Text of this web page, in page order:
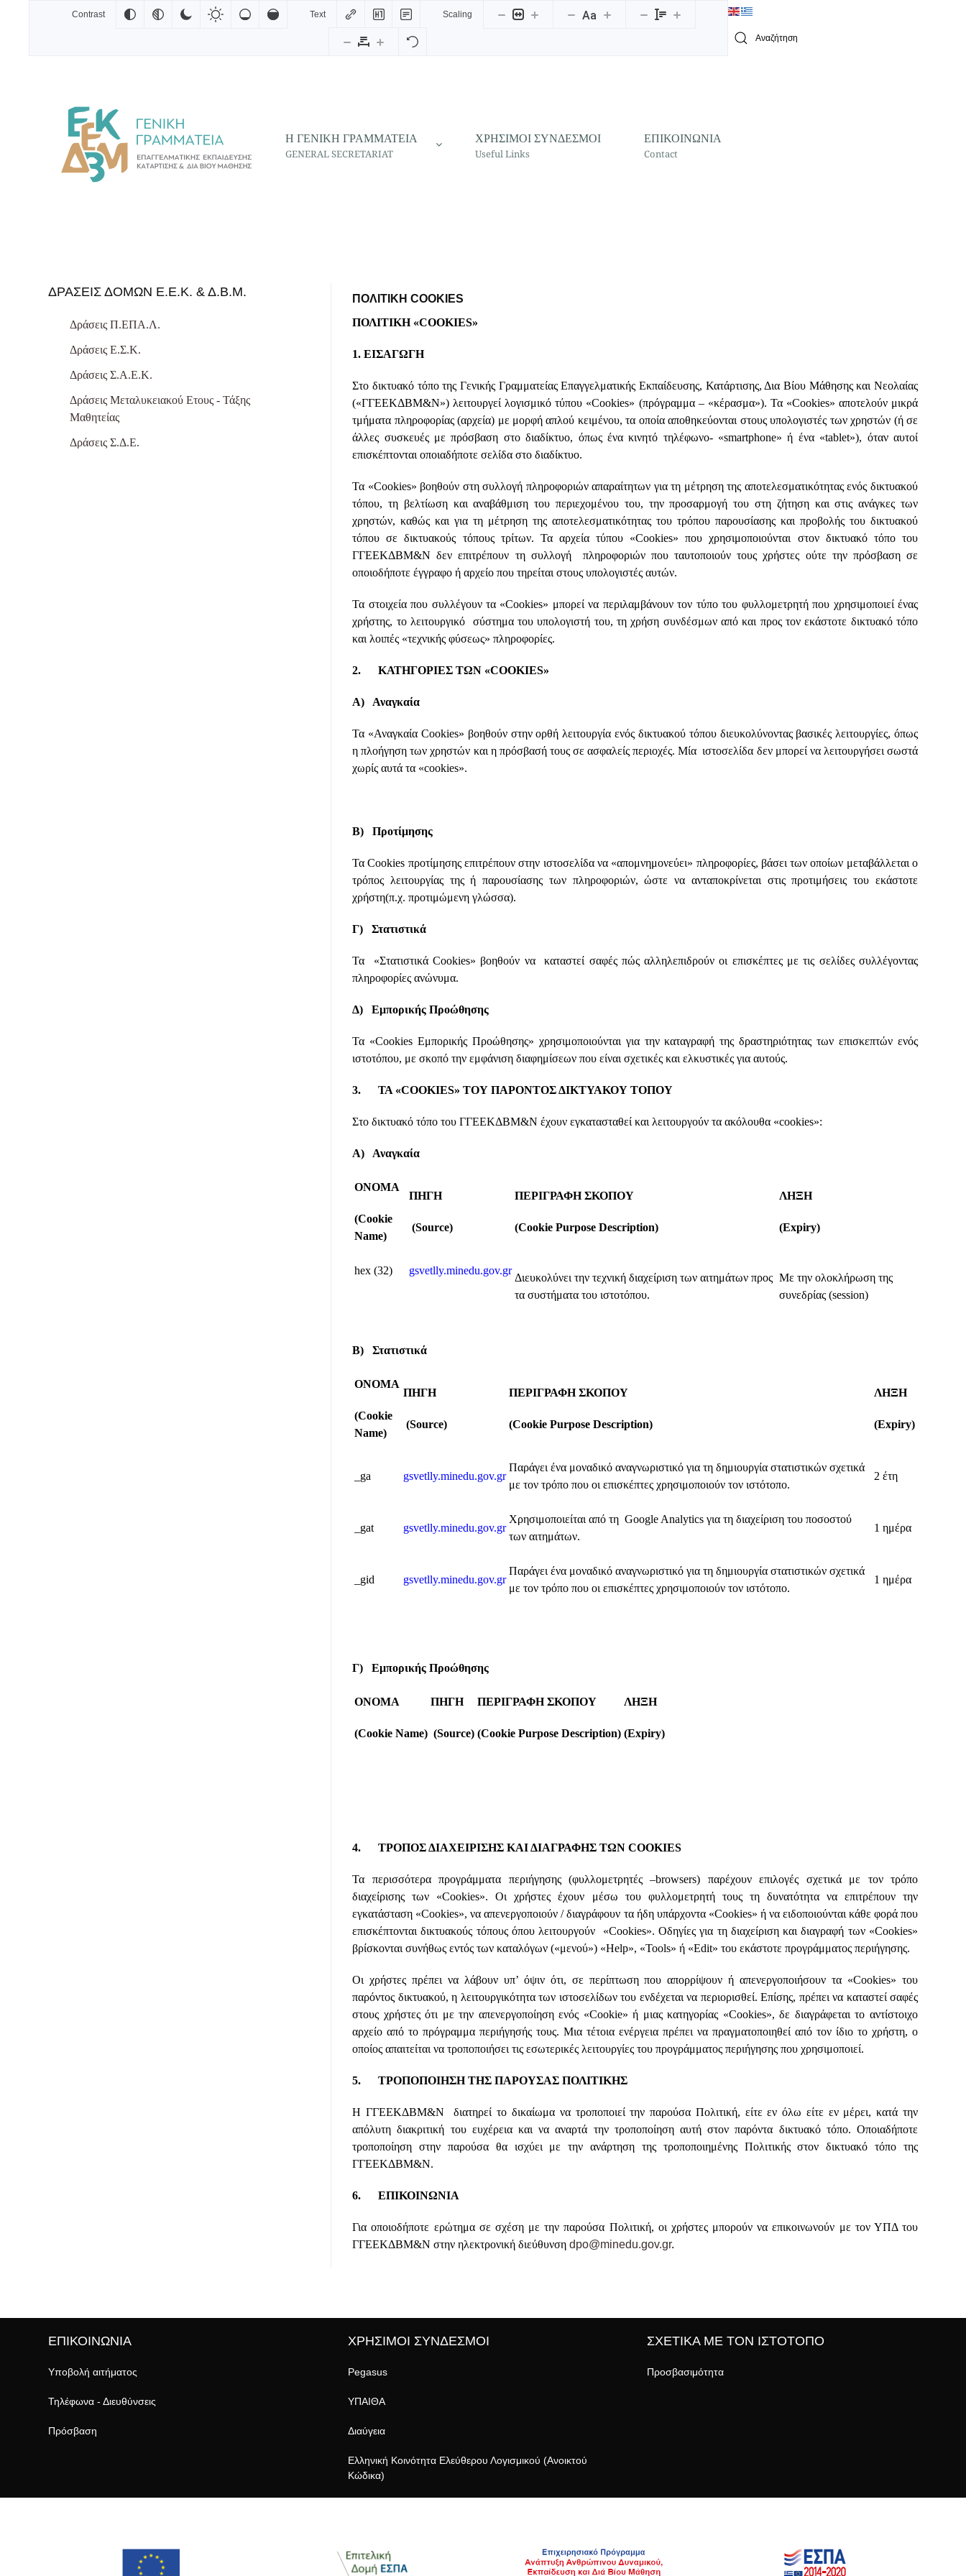
Contrast Text Scaling Aa
Η ΓΕΝΙΚΗ ΓΡΑΜΜΑΤΕΙΑ
GENERAL SECRETARIAT
ΧΡΗΣΙΜΟΙ ΣΥΝΔΕΣΜΟΙ
Useful Links
ΕΠΙΚΟΙΝΩΝΙΑ
Contact
ΠΟΛΙΤΙΚΉ COOKIES
ΠΟΛΙΤΙΚΗ «COOKIES»
1. ΕΙΣΑΓΩΓΗ
Στο δικτυακό τόπο της Γενικής Γραμματείας Επαγγελματικής Εκπαίδευσης, Κατάρτισης, Δια Βίου Μάθησης και Νεολαίας
(«ΓΓΕΕΚΔΒΜ&Ν») λειτουργεί λογισμικό τύπου «Cookies» (πρόγραμμα – «κέρασμα»). Τα «Cookies» αποτελούν μικρά
τμήματα πληροφορίας (αρχεία) με μορφή απλού κειμένου, τα οποία αποθηκεύονται στους υπολογιστές των χρηστών (ή σε
άλλες συσκευές με πρόσβαση στο διαδίκτυο, όπως ένα κινητό τηλέφωνο- «smartphone» ή ένα «tablet»), όταν αυτοί
επισκέπτονται οποιαδήποτε σελίδα στο διαδίκτυο.
Τα «Cookies» βοηθούν στη συλλογή πληροφοριών απαραίτητων για τη μέτρηση της αποτελεσματικότητας ενός δικτυακού
τόπου, τη βελτίωση και αναβάθμιση του περιεχομένου του, την προσαρμογή του στη ζήτηση και στις ανάγκες των
χρηστών, καθώς και για τη μέτρηση της αποτελεσματικότητας του τρόπου παρουσίασης και προβολής του δικτυακού
τόπου σε δικτυακούς τόπους τρίτων. Τα αρχεία τύπου «Cookies» που χρησιμοποιούνται στον δικτυακό τόπο του
ΓΓΕΕΚΔΒΜ&Ν δεν επιτρέπουν τη συλλογή πληροφοριών που ταυτοποιούν τους χρήστες ούτε την πρόσβαση σε
οποιοδήποτε έγγραφο ή αρχείο που τηρείται στους υπολογιστές αυτών.
Τα στοιχεία που συλλέγουν τα «Cookies» μπορεί να περιλαμβάνουν τον τύπο του φυλλομετρητή που χρησιμοποιεί ένας
χρήστης, το λειτουργικό σύστημα του υπολογιστή του, τη χρήση συνδέσμων από και προς τον εκάστοτε δικτυακό τόπο
και λοιπές «τεχνικής φύσεως» πληροφορίες.
2. ΚΑΤΗΓΟΡΙΕΣ ΤΩΝ «COOKIES»
Α) Αναγκαία
Τα «Αναγκαία Cookies» βοηθούν στην ορθή λειτουργία ενός δικτυακού τόπου διευκολύνοντας βασικές λειτουργίες, όπως
η πλοήγηση των χρηστών και η πρόσβασή τους σε ασφαλείς περιοχές. Μία ιστοσελίδα δεν μπορεί να λειτουργήσει σωστά
χωρίς αυτά τα «cookies».
Β) Προτίμησης
Τα Cookies προτίμησης επιτρέπουν στην ιστοσελίδα να «απομνημονεύει» πληροφορίες, βάσει των οποίων μεταβάλλεται ο
τρόπος λειτουργίας της ή παρουσίασης των πληροφοριών, ώστε να ανταποκρίνεται στις προτιμήσεις του εκάστοτε
χρήστη(π.χ. προτιμώμενη γλώσσα).
Γ) Στατιστικά
Τα «Στατιστικά Cookies» βοηθούν να καταστεί σαφές πώς αλληλεπιδρούν οι επισκέπτες με τις σελίδες συλλέγοντας
πληροφορίες ανώνυμα.
Δ) Εμπορικής Προώθησης
Τα «Cookies Εμπορικής Προώθησης» χρησιμοποιούνται για την καταγραφή της δραστηριότητας των επισκεπτών ενός
ιστοτόπου, με σκοπό την εμφάνιση διαφημίσεων που είναι σχετικές και ελκυστικές για αυτούς.
3. ΤΑ «COOKIES» ΤΟΥ ΠΑΡΟΝΤΟΣ ΔΙΚΤΥΑΚΟΥ ΤΟΠΟΥ
Στο δικτυακό τόπο του ΓΓΕΕΚΔΒΜ&Ν έχουν εγκατασταθεί και λειτουργούν τα ακόλουθα «cookies»:
Α) Αναγκαία
ΟΝΟΜΑ
(Cookie
Name)
ΠΗΓΗ
(Source)
ΠΕΡΙΓΡΑΦΗ ΣΚΟΠΟΥ
(Cookie Purpose Description)
ΛΗΞΗ
(Expiry)
hex (32) gsvetlly.minedu.gov.gr
Διευκολύνει την τεχνική διαχείριση των αιτημάτων προς
τα συστήματα του ιστοτόπου.
Με την ολοκλήρωση της
συνεδρίας (session)
Β) Στατιστικά
ΟΝΟΜΑ
(Cookie
Name)
ΠΗΓΗ
(Source)
ΠΕΡΙΓΡΑΦΗ ΣΚΟΠΟΥ
(Cookie Purpose Description)
ΛΗΞΗ
(Expiry)
_ga gsvetlly.minedu.gov.gr
Παράγει ένα μοναδικό αναγνωριστικό για τη δημιουργία στατιστικών σχετικά
με τον τρόπο που οι επισκέπτες χρησιμοποιούν τον ιστότοπο.
2 έτη
_gat gsvetlly.minedu.gov.gr
Χρησιμοποιείται από τη Google Analytics για τη διαχείριση του ποσοστού
των αιτημάτων.
1 ημέρα
_gid gsvetlly.minedu.gov.gr
Παράγει ένα μοναδικό αναγνωριστικό για τη δημιουργία στατιστικών σχετικά
με τον τρόπο που οι επισκέπτες χρησιμοποιούν τον ιστότοπο.
1 ημέρα
Γ) Εμπορικής Προώθησης
ΟΝΟΜΑ
(Cookie Name)
ΠΗΓΗ
(Source)
ΠΕΡΙΓΡΑΦΗ ΣΚΟΠΟΥ
(Cookie Purpose Description)
ΛΗΞΗ
(Expiry)
4. TΡΟΠΟΣ ΔΙΑΧΕΙΡΙΣΗΣ ΚΑΙ ΔΙΑΓΡΑΦΗΣ ΤΩΝ COOKIES
Τα περισσότερα προγράμματα περιήγησης (φυλλομετρητές –browsers) παρέχουν επιλογές σχετικά με τον τρόπο
διαχείρισης των «Cookies». Οι χρήστες έχουν μέσω του φυλλομετρητή τους τη δυνατότητα να επιτρέπουν την
εγκατάσταση «Cookies», να απενεργοποιούν / διαγράφουν τα ήδη υπάρχοντα «Cookies» ή να ειδοποιούνται κάθε φορά που
επισκέπτονται δικτυακούς τόπους όπου λειτουργούν «Cookies». Οδηγίες για τη διαχείριση και διαγραφή των «Cookies»
βρίσκονται συνήθως εντός των καταλόγων («μενού») «Help», «Tools» ή «Edit» του εκάστοτε προγράμματος περιήγησης.
Οι χρήστες πρέπει να λάβουν υπ’ όψιν ότι, σε περίπτωση που απορρίψουν ή απενεργοποιήσουν τα «Cookies» του
παρόντος δικτυακού, η λειτουργικότητα των ιστοσελίδων του ενδέχεται να περιορισθεί. Επίσης, πρέπει να καταστεί σαφές
στους χρήστες ότι με την απενεργοποίηση ενός «Cookie» ή μιας κατηγορίας «Cookies», δε διαγράφεται το αντίστοιχο
αρχείο από το πρόγραμμα περιήγησής τους. Μια τέτοια ενέργεια πρέπει να πραγματοποιηθεί από τον ίδιο το χρήστη, ο
οποίος απαιτείται να τροποποιήσει τις εσωτερικές λειτουργίες του προγράμματος περιήγησης που χρησιμοποιεί.
5. ΤΡΟΠΟΠΟΙΗΣΗ ΤΗΣ ΠΑΡΟΥΣΑΣ ΠΟΛΙΤΙΚΗΣ
Η ΓΓΕΕΚΔΒΜ&Ν διατηρεί το δικαίωμα να τροποποιεί την παρούσα Πολιτική, είτε εν όλω είτε εν μέρει, κατά την
απόλυτη διακριτική του ευχέρεια και να αναρτά την τροποποίηση αυτή στον παρόντα δικτυακό τόπο. Οποιαδήποτε
τροποποίηση στην παρούσα θα ισχύει με την ανάρτηση της τροποποιημένης Πολιτικής στον δικτυακό τόπο της
ΓΓΕΕΚΔΒΜ&Ν.
6. ΕΠΙΚΟΙΝΩΝΙΑ
Για οποιοδήποτε ερώτημα σε σχέση με την παρούσα Πολιτική, οι χρήστες μπορούν να επικοινωνούν με τον ΥΠΔ του
ΓΓΕΕΚΔΒΜ&Ν στην ηλεκτρονική διεύθυνσηdpo@minedu.gov.gr.
ΔΡΑΣΕΙΣ ΔΟΜΩΝ Ε.Ε.Κ. & Δ.Β.Μ.
Δράσεις Π.ΕΠΑ.Λ.
Δράσεις Ε.Σ.Κ.
Δράσεις Σ.Α.Ε.Κ.
Δράσεις Μεταλυκειακού Ετους - Τάξης
Μαθητείας
Δράσεις Σ.Δ.Ε.
ΕΠΙΚΟΙΝΩΝΙΑ
Υποβολή αιτήματος
Τηλέφωνα - Διευθύνσεις
Πρόσβαση
ΧΡΗΣΙΜΟΙ ΣΥΝΔΕΣΜΟΙ
Pegasus
ΥΠΑΙΘΑ
Διαύγεια
Ελληνική Κοινότητα Ελεύθερου Λογισμικού (Ανοικτού
Κώδικα)
ΣΧΕΤΙΚΑ ΜΕ ΤΟΝ ΙΣΤΟΤΟΠΟ
Προσβασιμότητα